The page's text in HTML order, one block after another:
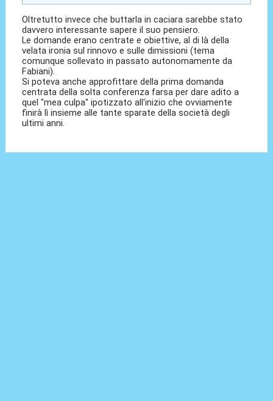
Oltretutto invece che buttarla in caciara sarebbe stato
davvero interessante sapere il suo pensiero.
Le domande erano centrate e obiettive, al di là della
velata ironia sul rinnovo e sulle dimissioni (tema
comunque sollevato in passato autonomamente da
Fabiani).
Si poteva anche approfittare della prima domanda
centrata della solta conferenza farsa per dare adito a
quel "mea culpa" ipotizzato all'inizio che ovviamente
finirà lì insieme alle tante sparate della società degli
ultimi anni.